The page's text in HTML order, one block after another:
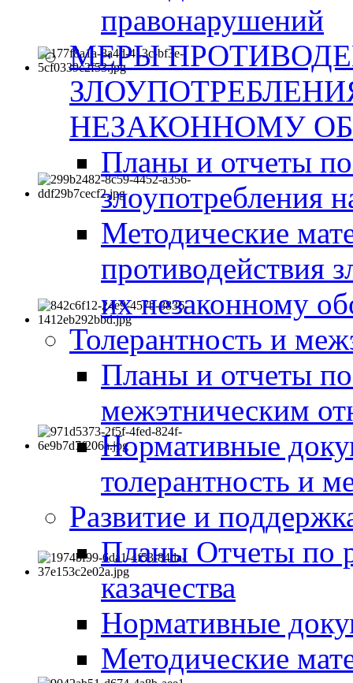
правонарушений
МЕРЫ
НЕЗАКОННОМУ
Планы и отчеты
злоупотребления
Методические
противодействия
их незаконному
Толерантность и
Планы и отчеты
межэтническим
Нормативные
толерантность и
Развитие и
Планы Отчеты по
казачества
Нормативные
Методические